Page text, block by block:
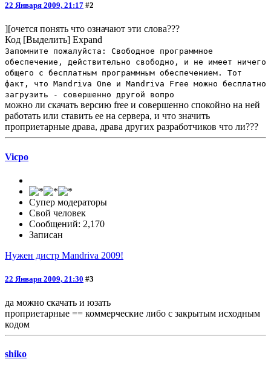
22 Января 2009, 21:17 #2
][очется понять что означают эти слова???
Код [Выделить] Expand
Запомните пожалуйста: Свободное программное
обеспечение, действительно свободно, и не имеет ничего
общего с бесплатным программным обеспечением. Тот
факт, что Mandriva One и Mandriva Free можно бесплатно
загрузить - совершенно другой вопро
можно ли скачать версию free и совершенно спокойно на ней
работать или ставить ее на сервера, и что значить
проприетарные драва, драва других разработчиков что ли???
Vicpo
Супер модераторы
Свой человек
Сообщений: 2,170
Записан
Нужен дистр Mandriva 2009!
22 Января 2009, 21:30 #3
да можно скачать и юзать
проприетарные == коммерческие либо с закрытым исходным
кодом
shiko